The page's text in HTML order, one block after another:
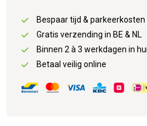
Bespaar tijd & parkeerkosten
Gratis verzending in BE & NL
Binnen 2 à 3 werkdagen in
Betaal veilig online